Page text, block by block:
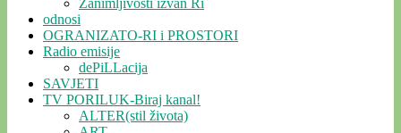
odnosi
OGRANIZATO-RI i PROSTORI
Radio emisije
dePiLLacija
SAVJETI
TV PORILUK-Biraj kanal!
ALTER(stil života)